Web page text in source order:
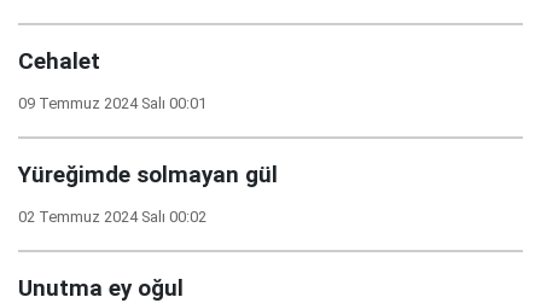
Cehalet
09 Temmuz 2024 Salı 00:01
Yüreğimde solmayan gül
02 Temmuz 2024 Salı 00:02
Unutma ey oğul